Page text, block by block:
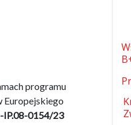
programu
Europejskiego
IP.08-0154/23